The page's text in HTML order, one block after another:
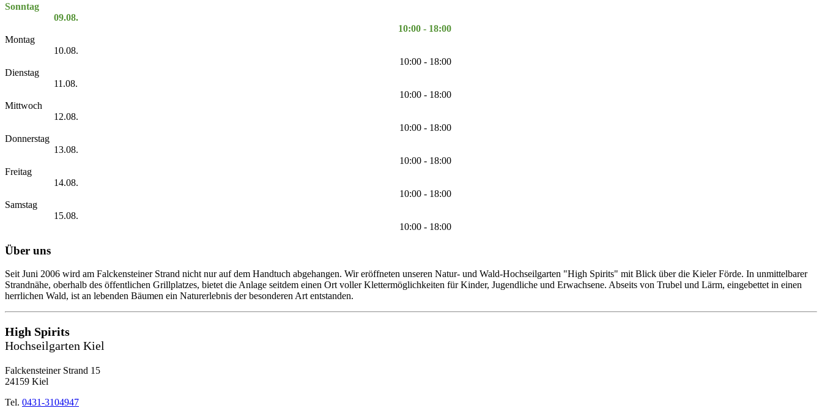
Sonntag
09.08.
10:00 - 18:00
Montag
10.08.
10:00 - 18:00
Dienstag
11.08.
10:00 - 18:00
Mittwoch
12.08.
10:00 - 18:00
Donnerstag
13.08.
10:00 - 18:00
Freitag
14.08.
10:00 - 18:00
Samstag
15.08.
10:00 - 18:00
Über uns
Seit Juni 2006 wird am Falckensteiner Strand nicht nur auf dem Handtuch abgehangen. Wir eröffneten unseren Natur- und Wald-Hochseilgarten "High Spirits" mit Blick über die Kieler Förde. In unmittelbarer
Strandnähe, oberhalb des öffentlichen Grillplatzes, bietet die Anlage seitdem einen Ort voller Klettermöglichkeiten für Kinder, Jugendliche und Erwachsene. Abseits von Trubel und Lärm, eingebettet in einen
herrlichen Wald, ist an lebenden Bäumen ein Naturerlebnis der besonderen Art entstanden.
High Spirits
Hochseilgarten Kiel
Falckensteiner Strand 15
24159 Kiel
Tel. 0431-3104947